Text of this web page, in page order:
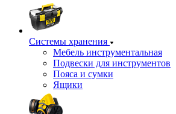
Системы хранения
Мебель инструментальная
Подвески для инструментов
Пояса и сумки
Ящики